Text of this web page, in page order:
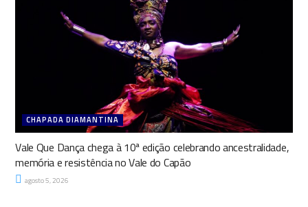
CHAPADA DIAMANTINA
Vale Que Dança chega à 10ª edição celebrando ancestralidade,
memória e resistência no Vale do Capão
agosto 5, 2026